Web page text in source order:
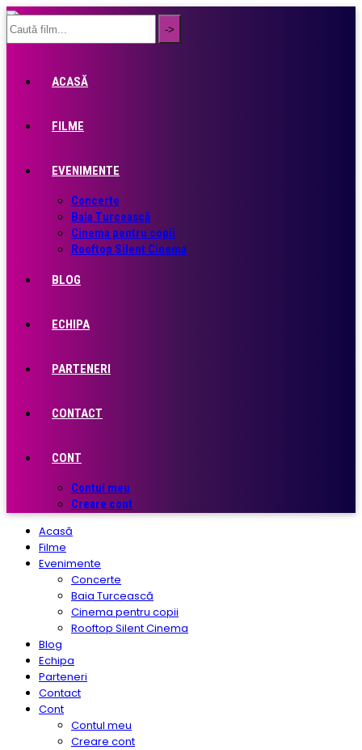
ACASĂ
FILME
EVENIMENTE
Concerte
Baia Turcească
Cinema pentru copii
Rooftop Silent Cinema
BLOG
ECHIPA
PARTENERI
CONTACT
CONT
Contul meu
Creare cont
Acasă
Filme
Evenimente
Concerte
Baia Turcească
Cinema pentru copii
Rooftop Silent Cinema
Blog
Echipa
Parteneri
Contact
Cont
Contul meu
Creare cont